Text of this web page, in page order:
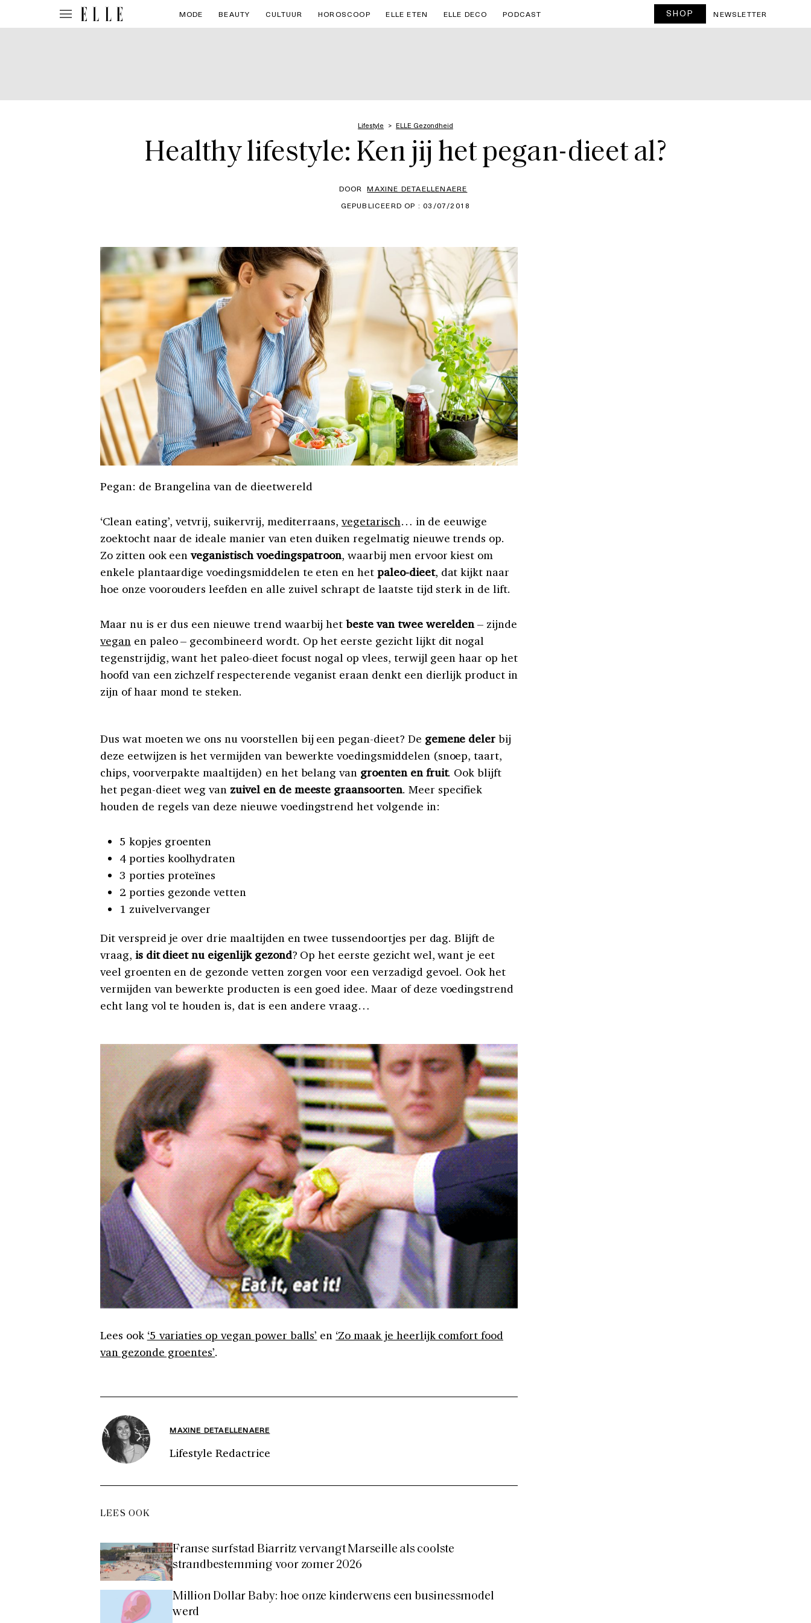
MODE BEAUTY CULTUUR HOROSCOOP ELLE ETEN ELLE DECO PODCAST SHOP NEWSLETTER
Lifestyle ELLE Gezondheid
Healthy lifestyle: Ken jij het pegan-dieet al?
DOOR MAXINE DETAELLENAERE
GEPUBLICEERD OP : 03/07/2018
Pegan: de Brangelina van de dieetwereld
‘Clean eating’, vetvrij, suikervrij, mediterraans,vegetarisch… in de eeuwige
zoektocht naar de ideale manier van eten duiken regelmatig nieuwe trends op.
Zo zitten ook eenveganistisch voedingspatroon, waarbij men ervoor kiest om
enkele plantaardige voedingsmiddelen te eten en hetpaleo-dieet, dat kijkt naar
hoe onze voorouders leefden en alle zuivel schrapt de laatste tijd sterk in de lift.
Maar nu is er dus een nieuwe trend waarbij hetbeste van twee werelden– zijnde
veganen paleo – gecombineerd wordt. Op het eerste gezicht lijkt dit nogal
tegenstrijdig, want het paleo-dieet focust nogal op vlees, terwijl geen haar op het
hoofd van een zichzelf respecterende veganist eraan denkt een dierlijk product in
zijn of haar mond te steken.
Dus wat moeten we ons nu voorstellen bij een pegan-dieet? De gemene deler bij
deze eetwijzen is het vermijden van bewerkte voedingsmiddelen (snoep, taart,
chips, voorverpakte maaltijden) en het belang van groenten en fruit. Ook blijft
het pegan-dieet weg van zuivel en de meeste graansoorten. Meer specifiek
houden de regels van deze nieuwe voedingstrend het volgende in:
5 kopjes groenten
4 porties koolhydraten
3 porties proteïnes
2 porties gezonde vetten
1 zuivelvervanger
Dit verspreid je over drie maaltijden en twee tussendoortjes per dag. Blijft de
vraag, is dit dieet nu eigenlijk gezond? Op het eerste gezicht wel, want je eet
veel groenten en de gezonde vetten zorgen voor een verzadigd gevoel. Ook het
vermijden van bewerkte producten is een goed idee. Maar of deze voedingstrend
echt lang vol te houden is, dat is een andere vraag…
Lees ook ‘5 variaties op vegan power balls’ en ‘Zo maak je heerlijk comfort food
van gezonde groentes’.
MAXINE DETAELLENAERE
Lifestyle Redactrice
LEES OOK
Franse surfstad Biarritz vervangt Marseille als coolste
strandbestemming voor zomer 2026
Million Dollar Baby: hoe onze kinderwens een businessmodel
werd